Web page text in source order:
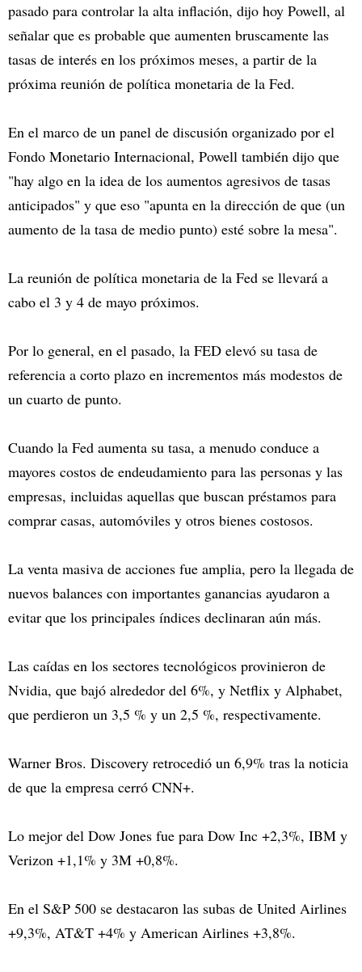
pasado para controlar la alta inflación, dijo hoy Powell, al
señalar que es probable que aumenten bruscamente las
tasas de interés en los próximos meses, a partir de la
próxima reunión de política monetaria de la Fed.
En el marco de un panel de discusión organizado por el
Fondo Monetario Internacional, Powell también dijo que
"hay algo en la idea de los aumentos agresivos de tasas
anticipados" y que eso "apunta en la dirección de que (un
aumento de la tasa de medio punto) esté sobre la mesa".
La reunión de política monetaria de la Fed se llevará a
cabo el 3 y 4 de mayo próximos.
Por lo general, en el pasado, la FED elevó su tasa de
referencia a corto plazo en incrementos más modestos de
un cuarto de punto.
Cuando la Fed aumenta su tasa, a menudo conduce a
mayores costos de endeudamiento para las personas y las
empresas, incluidas aquellas que buscan préstamos para
comprar casas, automóviles y otros bienes costosos.
La venta masiva de acciones fue amplia, pero la llegada de
nuevos balances con importantes ganancias ayudaron a
evitar que los principales índices declinaran aún más.
Las caídas en los sectores tecnológicos provinieron de
Nvidia, que bajó alrededor del 6%, y Netflix y Alphabet,
que perdieron un 3,5 % y un 2,5 %, respectivamente.
Warner Bros. Discovery retrocedió un 6,9% tras la noticia
de que la empresa cerró CNN+.
Lo mejor del Dow Jones fue para Dow Inc +2,3%, IBM y
Verizon +1,1% y 3M +0,8%.
En el S&P 500 se destacaron las subas de United Airlines
+9,3%, AT&T +4% y American Airlines +3,8%.